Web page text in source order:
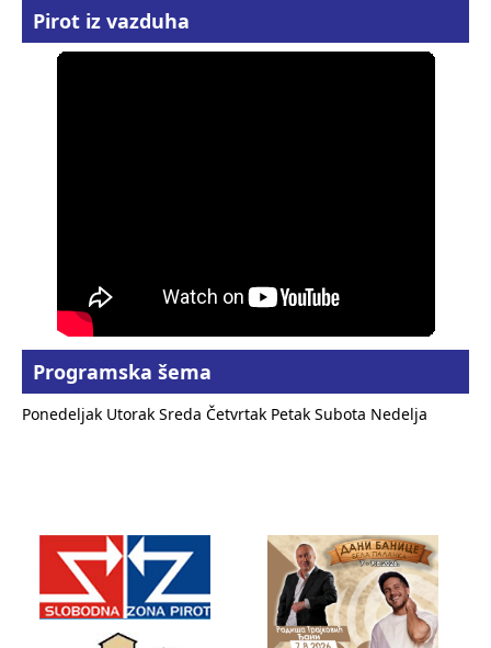
Pirot iz vazduha
Programska šema
Ponedeljak Utorak Sreda Četvrtak Petak Subota Nedelja